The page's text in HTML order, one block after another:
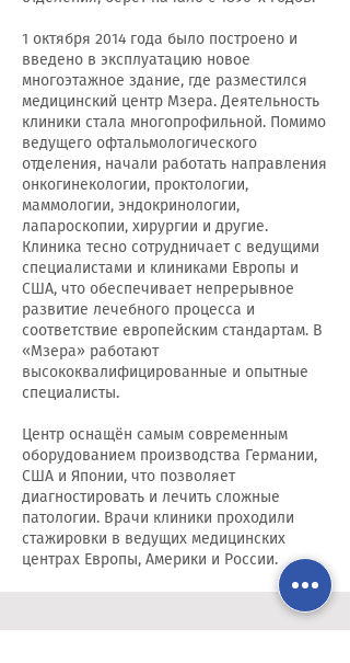
1 октября 2014 года было построено и
введено в эксплуатацию новое
многоэтажное здание, где разместился
медицинский центр Мзера. Деятельность
клиники стала многопрофильной. Помимо
ведущего офтальмологического
отделения, начали работать направления
онкогинекологии, проктологии,
маммологии, эндокринологии,
лапароскопии, хирургии и другие.
Клиника тесно сотрудничает с ведущими
специалистами и клиниками Европы и
США, что обеспечивает непрерывное
развитие лечебного процесса и
соответствие европейским стандартам. В
«Мзера» работают
высококвалифицированные и опытные
специалисты.
Центр оснащён самым современным
оборудованием производства Германии,
США и Японии, что позволяет
диагностировать и лечить сложные
патологии. Врачи клиники проходили
стажировки в ведущих медицинских
центрах Европы, Америки и России.